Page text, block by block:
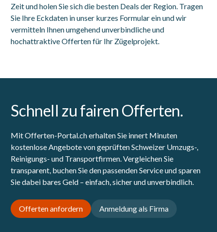
Zeit und holen Sie sich die besten Deals der Region. Tragen
Sie Ihre Eckdaten in unser kurzes Formular ein und wir
vermitteln Ihnen umgehend unverbindliche und
hochattraktive Offerten für Ihr Zügelprojekt.
Schnell zu fairen Offerten.
Mit Offerten-Portal.ch erhalten Sie innert Minuten
kostenlose Angebote von geprüften Schweizer Umzugs-,
Reinigungs- und Transportfirmen. Vergleichen Sie
transparent, buchen Sie den passenden Service und sparen
Sie dabei bares Geld – einfach, sicher und unverbindlich.
Offerten anfordern Anmeldung als Firma